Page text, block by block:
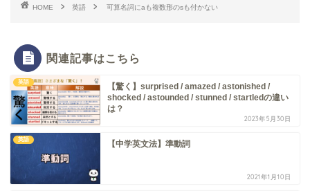
HOME 英語 可算名詞にaも複数形のsも付かない
関連記事はこちら
英語
【驚く】surprised / amazed / astonished /
shocked / astounded / stunned / startledの違い
は？
2023年5月30日
英語 【中学英文法】準動詞
2021年1月10日